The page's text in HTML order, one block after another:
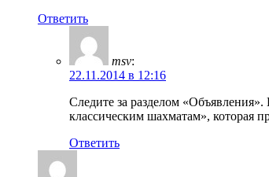
Ответить
msv:
22.11.2014 в 12:16
Следите за разделом
классическим шахматам», которая
Ответить